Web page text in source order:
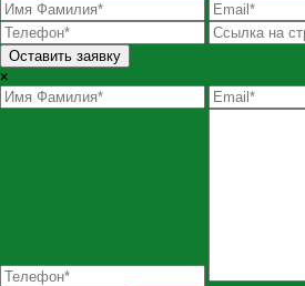
Оставить заявку
×